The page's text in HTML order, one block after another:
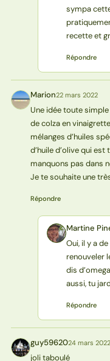
sympa
recette et
Répondre
M Marion22 mars 2022
Une idée toute simple
de colza en
mélanges d’huiles
d’huile d’olive qui
manquons pas dans
Je te souhaite une
Répondre
MP Martine
Oui, il y a
renouveler
dis
aussi, tu
Répondre
G guy5962024 mars 2022
joli taboulé